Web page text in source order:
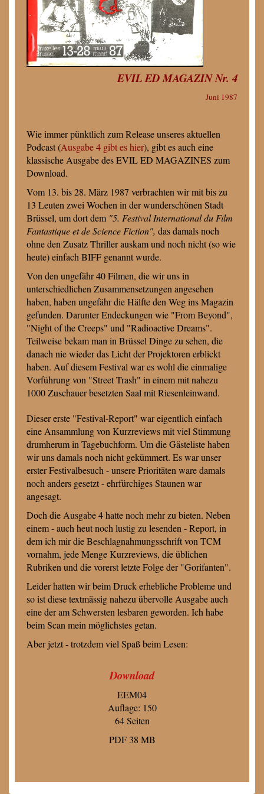
EVIL ED MAGAZIN Nr. 4
Juni 1987
Wie immer pünktlich zum Release unseres aktuellen
Podcast (Ausgabe 4 gibt es hier), gibt es auch eine
klassische Ausgabe des EVIL ED MAGAZINES zum
Download.
Vom 13. bis 28. März 1987 verbrachten wir mit bis zu
13 Leuten zwei Wochen in der wunderschönen Stadt
Brüssel, um dort dem "5. Festival International du Film
Fantastique et de Science Fiction", das damals noch
ohne den Zusatz Thriller auskam und noch nicht (so wie
heute) einfach BIFF genannt wurde.
Von den ungefähr 40 Filmen, die wir uns in
unterschiedlichen Zusammensetzungen angesehen
haben, haben ungefähr die Hälfte den Weg ins Magazin
gefunden. Darunter Endeckungen wie "From Beyond",
"Night of the Creeps" und "Radioactive Dreams".
Teilweise bekam man in Brüssel Dinge zu sehen, die
danach nie wieder das Licht der Projektoren erblickt
haben. Auf diesem Festival war es wohl die einmalige
Vorführung von "Street Trash" in einem mit nahezu
1000 Zuschauer besetzten Saal mit Riesenleinwand.
Dieser erste "Festival-Report" war eigentlich einfach
eine Ansammlung von Kurzreviews mit viel Stimmung
drumherum in Tagebuchform. Um die Gästeliste haben
wir uns damals noch nicht gekümmert. Es war unser
erster Festivalbesuch - unsere Prioritäten ware damals
noch anders gesetzt - ehrfürchiges Staunen war
angesagt.
Doch die Ausgabe 4 hatte noch mehr zu bieten. Neben
einem - auch heut noch lustig zu lesenden - Report, in
dem ich mir die Beschlagnahmungsschrift von TCM
vornahm, jede Menge Kurzreviews, die üblichen
Rubriken und die vorerst letzte Folge der "Gorifanten".
Leider hatten wir beim Druck erhebliche Probleme und
so ist diese textmässig nahezu übervolle Ausgabe auch
eine der am Schwersten lesbaren geworden. Ich habe
beim Scan mein möglichstes getan.
Aber jetzt - trotzdem viel Spaß beim Lesen:
Download
EEM04
Auflage: 150
64 Seiten
PDF 38 MB